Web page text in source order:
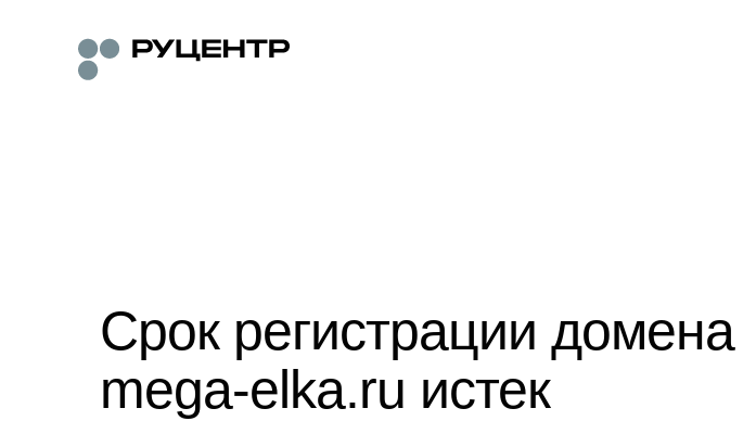
Срок регистрации домена
mega-elka.ru истек